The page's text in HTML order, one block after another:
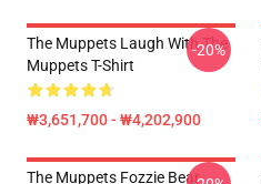
The Muppets Laugh With The
Muppets T-Shirt
₩3,651,700 - ₩4,202,900
-20%
The Muppets Fozzie Bear